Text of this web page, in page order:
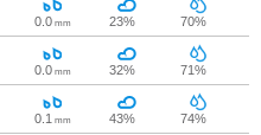
0.0 mm 23% 70%
0.0 mm 32% 71%
0.1 mm 43% 74%